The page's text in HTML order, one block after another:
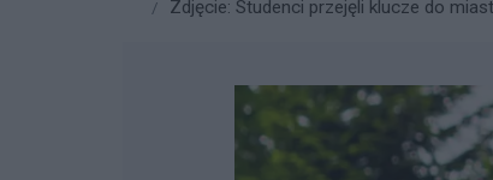
Zdjęcie: Studenci przejęli klucze do